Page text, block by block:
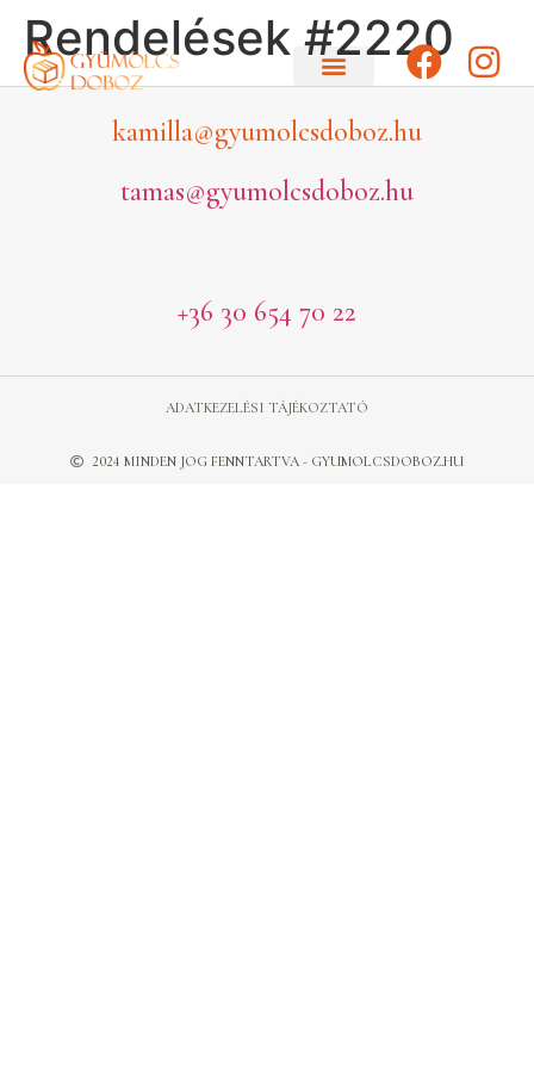
Rendelések #2220
kamilla@gyumolcsdoboz.hu
tamas@gyumolcsdoboz.hu
+36 30 654 70 22
2024 MINDEN JOG FENNTARTVA - GYUMOLCSDOBOZ.HU
ADATKEZELÉSI TÁJÉKOZTATÓ